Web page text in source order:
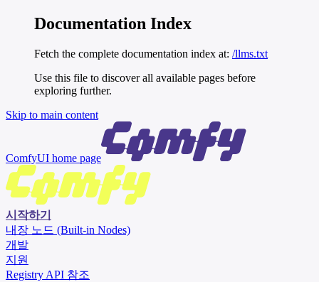
Documentation Index
Fetch the complete documentation index at: /llms.txt
Use this file to discover all available pages before
exploring further.
Skip to main content
ComfyUI home page
시작하기
내장 노드 (Built-in Nodes)
개발
지원
Registry API 참조